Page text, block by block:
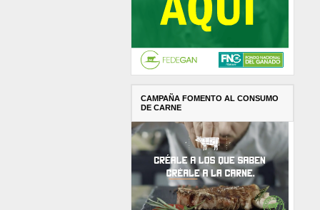
CAMPAÑA FOMENTO AL CONSUMO
DE CARNE